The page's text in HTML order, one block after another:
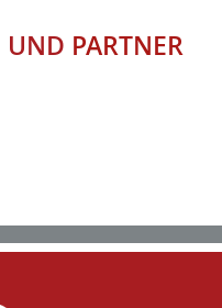
UND PARTNER